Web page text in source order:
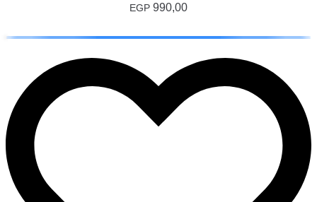
990,00
EGP